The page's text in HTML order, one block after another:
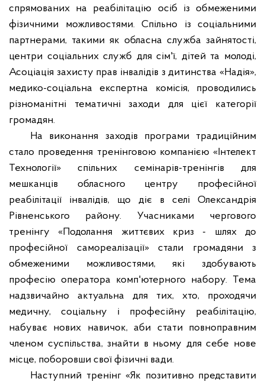
спрямованих на реабілітацію осіб із обмеженими
фізичними можливостями. Спільно із соціальними
партнерами, такими як обласна служба зайнятості,
центри соціальних служб для сім'ї, дітей та молоді,
Асоціація захисту прав інвалідів з дитинства «Надія»,
медико-соціальна експертна комісія, проводились
різноманітні тематичні заходи для цієї категорії
громадян.
На виконання заходів програми традиційним
стало проведення тренінговою компанією «Інтелект
Технології» спільних семінарів-тренінгів для
мешканців обласного центру професійної
реабілітації інвалідів, що діє в селі Олександрія
Рівненського району. Учасниками чергового
тренінгу «Подолання життєвих криз - шлях до
професійної самореалізації» стали громадяни з
обмеженими можливостями, які здобувають
професію оператора комп'ютерного набору. Тема
надзвичайно актуальна для тих, хто, проходячи
медичну, соціальну і професійну реабілітацію,
набуває нових навичок, аби стати повноправним
членом суспільства, знайти в ньому для себе нове
місце, поборовши свої фізичні вади.
Наступний тренінг «Як позитивно представити